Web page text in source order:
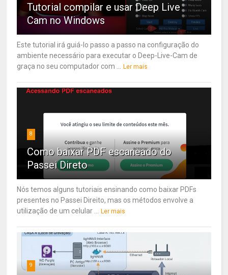
Tutorial compilar e usar Deep Live
Cam no Windows
Este tutorial irá guiá-lo passo a passo na configuração do
ambiente necessário para executar o Deep-Live-Cam de
graça no seu computador com ...
Ler mais
8
Como baixar PDF escaneado do
Passei Direto
Nós temos alguns tutoriais ensinando como baixar PDFs
presentes no Passei Direito, mas os métodos envolve a
utilização de um celular ...
Ler mais
9